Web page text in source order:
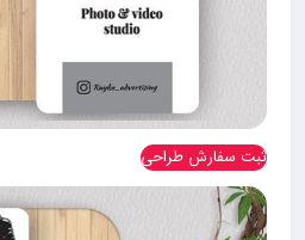
ثبت سفارش طراحی